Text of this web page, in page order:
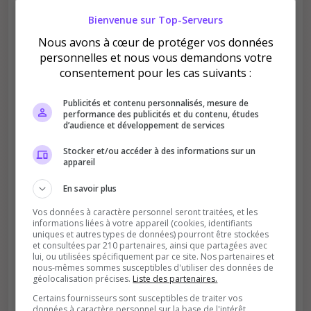
Améliore le classement
Votre vote aide le serveur à monter dans le
classement
Soutient la communauté
Plus de visibilité = plus de joueurs
Bienvenue sur Top-Serveurs
Nous avons à cœur de protéger vos données
personnelles et nous vous demandons votre
consentement pour les cas suivants :
Publicités et contenu personnalisés, mesure de
performance des publicités et du contenu, études
d’audience et développement de services
Stocker et/ou accéder à des informations sur un
appareil
En savoir plus
Vos données à caractère personnel seront traitées, et les
informations liées à votre appareil (cookies, identifiants
uniques et autres types de données) pourront être stockées
et consultées par 210 partenaires, ainsi que partagées avec
lui, ou utilisées spécifiquement par ce site. Nos partenaires et
nous-mêmes sommes susceptibles d'utiliser des données de
géolocalisation précises. Liste des partenaires.
Certains fournisseurs sont susceptibles de traiter vos